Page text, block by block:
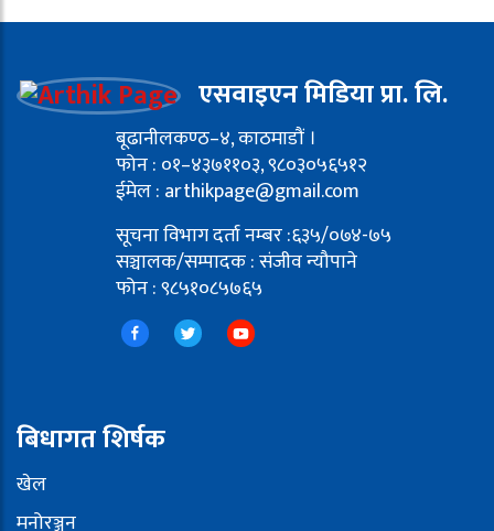
एसवाइएन मिडिया प्रा. लि.
बूढानीलकण्ठ–४, काठमाडौं ।
फोन : ०१–४३७११०३, ९८०३०५६५१२
ईमेल : arthikpage@gmail.com
सूचना विभाग दर्ता नम्बर :६३५/०७४-७५
सञ्चालक/सम्पादक : संजीव न्यौपाने
फोन : ९८५१०८५७६५
बिधागत शिर्षक
खेल
मनोरञ्जन